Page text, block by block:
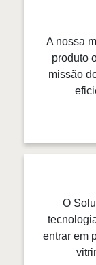
A nossa
produto
missão
O
entrar em